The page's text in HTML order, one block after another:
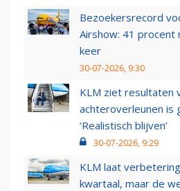
Bezoekersrecord
Airshow: 41 procent
keer
30-07-2026, 9:30
KLM ziet resultaten
achteroverleunen is
‘Realistisch blijven’
30-07-2026, 9:29
KLM laat
kwartaal, maar de